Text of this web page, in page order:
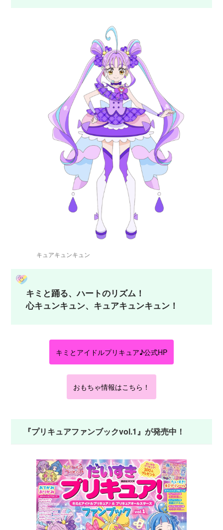
キュアキュンキュン
キミと踊る、ハートのリズム！
心キュンキュン、キュアキュンキュン！
キミとアイドルプリキュア♪公式HP
おもちゃ情報はこちら！
『プリキュアファンブックvol.1』が発売中！